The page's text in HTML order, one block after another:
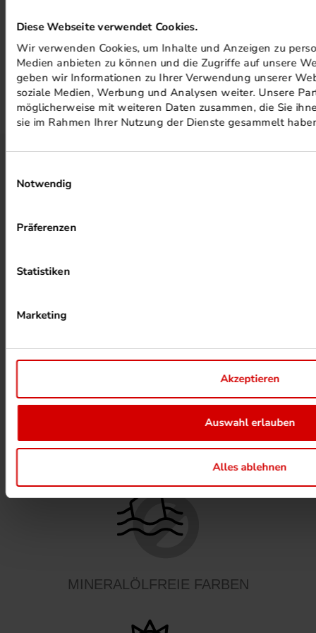
Diese Webseite verwendet Cookies.
Wir verwenden Cookies, um Inhalte und Anzeigen zu
Medien anbieten zu können und die Zugriffe auf unsere
geben wir Informationen zu Ihrer Verwendung unserer
soziale Medien, Werbung und Analysen weiter. Unsere
möglicherweise mit weiteren Daten zusammen, die Sie
sie im Rahmen Ihrer Nutzung der Dienste gesammelt
Notwendig
Präferenzen
Statistiken
Marketing
Akzeptieren
Auswahl erlauben
Alles ablehnen
MUNKEN PRODUKT KONFIGURIEREN.
UMWELTSCHUTZ BEI
Erhalten Sie ein Zertifikat von Climatepartner bei Ihrer
FSC ® ZERTIFIZIERTE DRUCKEREI
MINERALÖLFREIE FARBEN